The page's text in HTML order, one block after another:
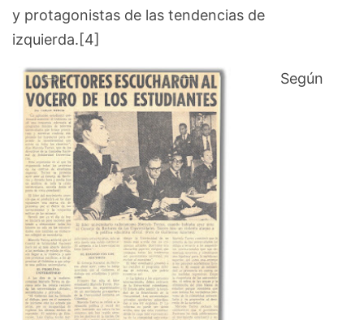
y protagonistas de las tendencias de
izquierda.[4]
Según